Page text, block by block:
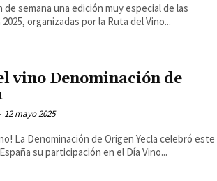
de semana una edición muy especial de las
organizadas por la Ruta del Vino...
vino Denominación de
12 mayo 2025
La Denominación de Origen Yecla celebró este
su participación en el Día Vino...